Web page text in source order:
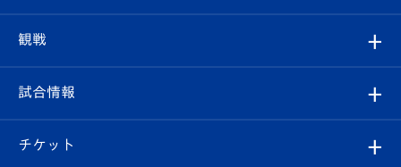
クラブ
試合情報
クラブ概要
観戦
観戦ルール
試合情報
試合日程/結果
チケット